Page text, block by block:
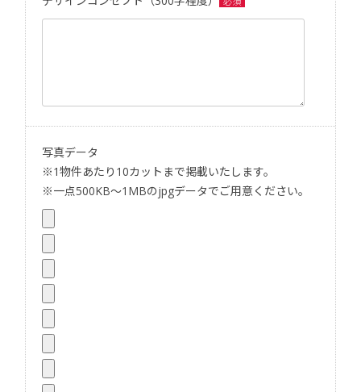
写真データ
※1物件あたり10カットまで掲載いたします。
※一点500KB〜1MBのjpgデータでご用意ください。